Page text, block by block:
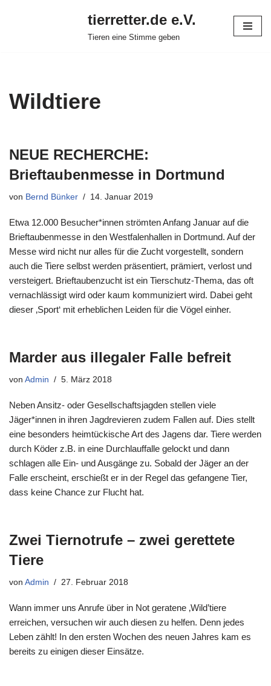
tierretter.de e.V.
Tieren eine Stimme geben
Wildtiere
NEUE RECHERCHE:
Brieftaubenmesse in Dortmund
von Bernd Bünker 14. Januar 2019
Etwa 12.000 Besucher*innen strömten Anfang Januar auf die
Brieftaubenmesse in den Westfalenhallen in Dortmund. Auf der
Messe wird nicht nur alles für die Zucht vorgestellt, sondern
auch die Tiere selbst werden präsentiert, prämiert, verlost und
versteigert. Brieftaubenzucht ist ein Tierschutz-Thema, das oft
vernachlässigt wird oder kaum kommuniziert wird. Dabei geht
dieser ‚Sport‘ mit erheblichen Leiden für die Vögel einher.
Marder aus illegaler Falle befreit
von Admin 5. März 2018
Neben Ansitz- oder Gesellschaftsjagden stellen viele
Jäger*innen in ihren Jagdrevieren zudem Fallen auf. Dies stellt
eine besonders heimtückische Art des Jagens dar. Tiere werden
durch Köder z.B. in eine Durchlauffalle gelockt und dann
schlagen alle Ein- und Ausgänge zu. Sobald der Jäger an der
Falle erscheint, erschießt er in der Regel das gefangene Tier,
dass keine Chance zur Flucht hat.
Zwei Tiernotrufe – zwei gerettete
Tiere
von Admin 27. Februar 2018
Wann immer uns Anrufe über in Not geratene ‚Wild’tiere
erreichen, versuchen wir auch diesen zu helfen. Denn jedes
Leben zählt! In den ersten Wochen des neuen Jahres kam es
bereits zu einigen dieser Einsätze.